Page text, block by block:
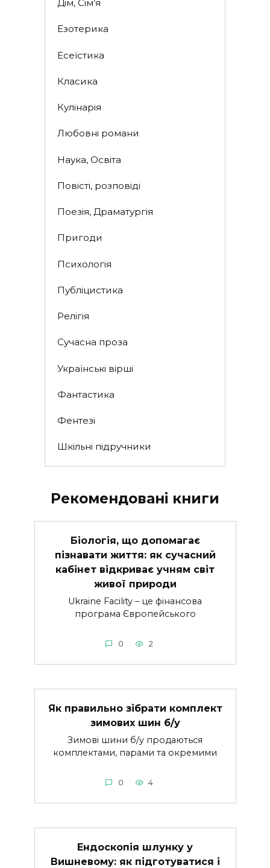
Дім, Сім’я
Езотерика
Есеїстика
Класика
Кулінарія
Любовні романи
Наука, Освіта
Повісті, розповіді
Поезія, Драматургія
Пригоди
Психологія
Публіцистика
Релігія
Сучасна проза
Українські вірші
Фантастика
Фентезі
Шкільні підручники
Рекомендовані книги
Біологія, що допомагає
пізнавати життя: як сучасний
кабінет відкриває учням світ
живої природи
Ukraine Facility – це фінансова
програма Європейського
0 2
Як правильно зібрати комплект
зимових шин б/у
Зимові шини б/у продаються
комплектами, парами та окремими
0 4
Ендоскопія шлунку у
Вишневому: як підготуватися і